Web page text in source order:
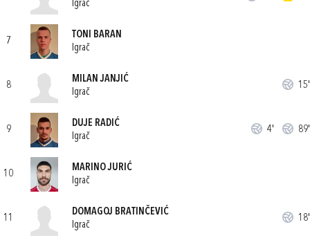
Igrač
7
TONI BARAN
Igrač
8
MILAN JANJIĆ
Igrač
15'
9
DUJE RADIĆ
Igrač
4' 89'
10
MARINO JURIĆ
Igrač
11
DOMAGOJ BRATINČEVIĆ
Igrač
18'